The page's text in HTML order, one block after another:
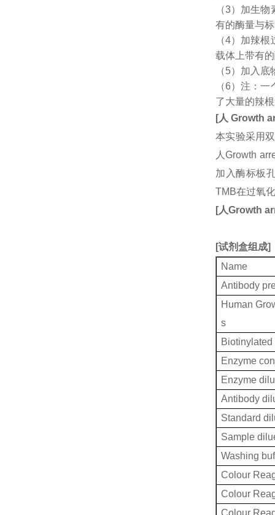
（3）加生
有的酶量与
（4）加辣
载体上带有
（5）加入
（6）注：
了大量的辣
[人 Growth
本实验采用
人Growth
加入酶标板
TMB在过氧
[人Growth
[试剂盒组成]
Name
Antibody
Human
s
Enzyme
Enzyme
Antibody
Standard
Sample
Washing
Colour
Colour
Colour